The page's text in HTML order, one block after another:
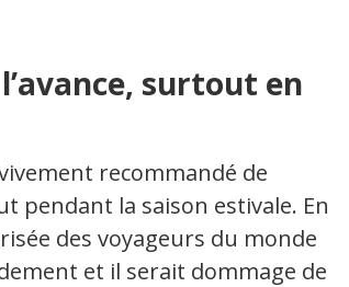
surtout en
recommandé de
pendant la saison estivale. En
des voyageurs du monde
et il serait dommage de